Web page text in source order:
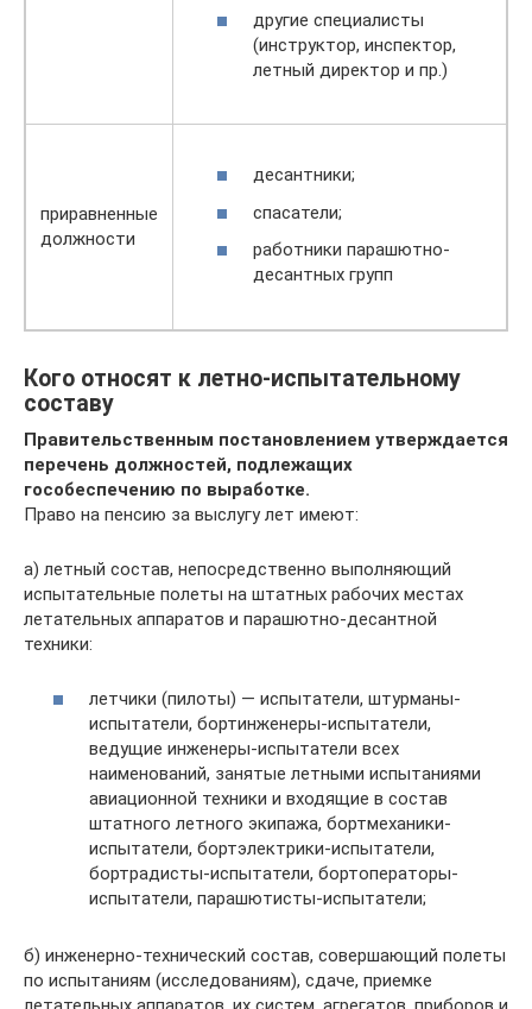
другие специалисты
(инструктор, инспектор,
летный директор и пр.)
приравненные
должности
десантники;
спасатели;
работники парашютно-
десантных групп
Кого относят к летно-испытательному
составу
Правительственным постановлением утверждается
перечень должностей, подлежащих
гособеспечению по выработке.
Право на пенсию за выслугу лет имеют:
а) летный состав, непосредственно выполняющий
испытательные полеты на штатных рабочих местах
летательных аппаратов и парашютно-десантной
техники:
летчики (пилоты) — испытатели, штурманы-
испытатели, бортинженеры-испытатели,
ведущие инженеры-испытатели всех
наименований, занятые летными испытаниями
авиационной техники и входящие в состав
штатного летного экипажа, бортмеханики-
испытатели, бортэлектрики-испытатели,
бортрадисты-испытатели, бортоператоры-
испытатели, парашютисты-испытатели;
б) инженерно-технический состав, совершающий полеты
по испытаниям (исследованиям), сдаче, приемке